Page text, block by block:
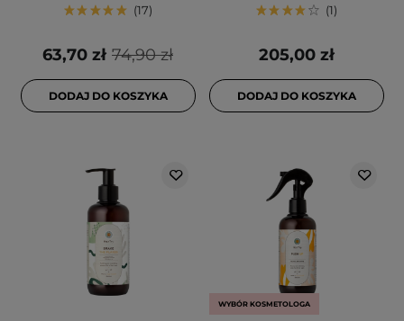
17
74,90 zł
63,70 zł
DODAJ DO KOSZYKA
1
205,00 zł
DODAJ DO KOSZYKA
WYBÓR KOSMETOLOGA